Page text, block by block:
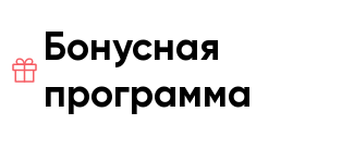
Бонусная
программа